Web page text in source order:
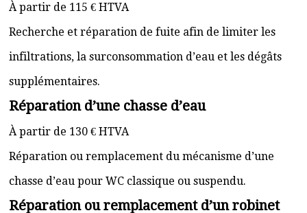
À partir de 115 € HTVA
Recherche et réparation de fuite afin de limiter les
infiltrations, la surconsommation d’eau et les dégâts
supplémentaires.
Réparation d’une chasse d’eau
À partir de 130 € HTVA
Réparation ou remplacement du mécanisme d’une
chasse d’eau pour WC classique ou suspendu.
Réparation ou remplacement d’un robinet